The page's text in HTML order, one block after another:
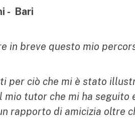
- Bari
in breve questo mio
per ciò che mi è stato
mio tutor che mi ha seguito
rapporto di amicizia oltre